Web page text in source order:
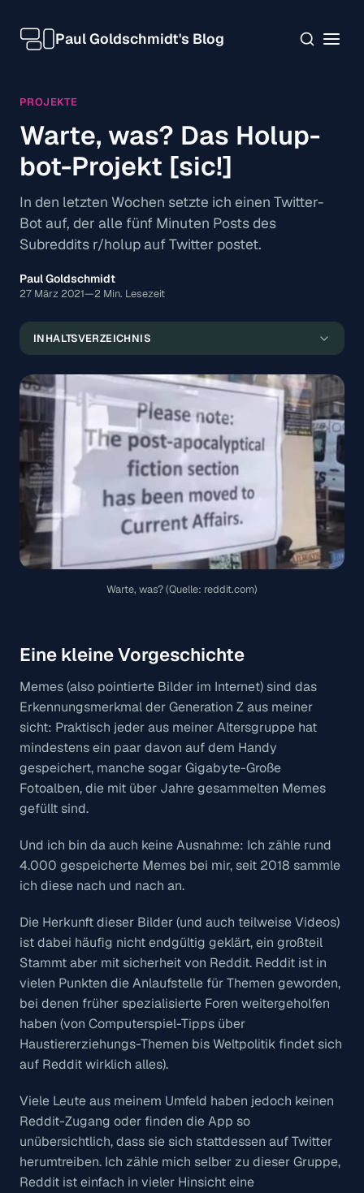
Paul Goldschmidt's Blog
PROJEKTE
Warte, was? Das Holup-
bot-Projekt [sic!]
In den letzten Wochen setzte ich einen Twitter-
Bot auf, der alle fünf Minuten Posts des
Subreddits r/holup auf Twitter postet.
Paul Goldschmidt
27 März 2021—2 Min. Lesezeit
INHALTSVERZEICHNIS
Eine kleine Vorgeschichte
Das Ergebnis
Warte, was? (Quelle: reddit.com)
Eine kleine Vorgeschichte
Memes (also pointierte Bilder im Internet) sind das
Erkennungsmerkmal der Generation Z aus meiner
sicht: Praktisch jeder aus meiner Altersgruppe hat
mindestens ein paar davon auf dem Handy
gespeichert, manche sogar Gigabyte-Große
Fotoalben, die mit über Jahre gesammelten Memes
gefüllt sind.
Und ich bin da auch keine Ausnahme: Ich zähle rund
4.000 gespeicherte Memes bei mir, seit 2018 sammle
ich diese nach und nach an.
Die Herkunft dieser Bilder (und auch teilweise Videos)
ist dabei häufig nicht endgültig geklärt, ein großteil
Stammt aber mit sicherheit von Reddit. Reddit ist in
vielen Punkten die Anlaufstelle für Themen geworden,
bei denen früher spezialisierte Foren weitergeholfen
haben (von Computerspiel-Tipps über
Haustiererziehungs-Themen bis Weltpolitik findet sich
auf Reddit wirklich alles).
Viele Leute aus meinem Umfeld haben jedoch keinen
Reddit-Zugang oder finden die App so
unübersichtlich, dass sie sich stattdessen auf Twitter
herumtreiben. Ich zähle mich selber zu dieser Gruppe,
Reddit ist einfach in vieler Hinsicht eine